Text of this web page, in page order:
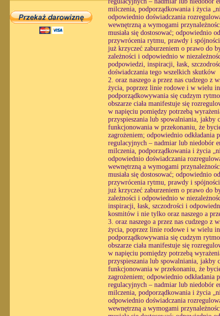
milczenia, podporządkowania i życia
odpowiednio doświadczania
wewnętrzną a wymogami
musiała się dostosować; odpowiednio
przywrócenia rytmu, prawdy i
już krzyczeć zaburzeniem o prawo do
zależności i odpowiednio w
podpowiedzi, inspiracji, łask,
doświadczania tego wszelkich skutków
2. oraz naszego a przez nas cudzego
życia, poprzez linie rodowe i w wielu
podporządkowywania się cudzym
obszarze ciała manifestuje się
w napięciu pomiędzy potrzebą
przyspieszania lub spowalniania, jakby
funkcjonowania w przekonaniu, że
zagrożeniem; odpowiednio odkładania
regulacyjnych – nadmiar lub niedobór
milczenia, podporządkowania i życia
odpowiednio doświadczania
wewnętrzną a wymogami
musiała się dostosować; odpowiednio
przywrócenia rytmu, prawdy i
już krzyczeć zaburzeniem o prawo do
zależności i odpowiednio w
inspiracji, łask, szczodrości i
kosmitów i nie tylko oraz naszego a
3. oraz naszego a przez nas cudzego
życia, poprzez linie rodowe i w wielu
podporządkowywania się cudzym
obszarze ciała manifestuje się
w napięciu pomiędzy potrzebą
przyspieszania lub spowalniania, jakby
funkcjonowania w przekonaniu, że
zagrożeniem; odpowiednio odkładania
regulacyjnych – nadmiar lub niedobór
milczenia, podporządkowania i życia
odpowiednio doświadczania
wewnętrzną a wymogami